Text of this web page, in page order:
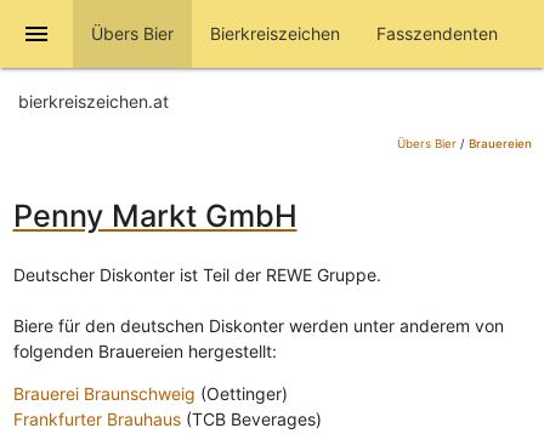
menu Übers Bier Bierkreiszeichen Fasszendenten
bierkreiszeichen.at
Übers Bier/ Brauereien
Penny Markt GmbH
Deutscher Diskonter ist Teil der REWE Gruppe.
Biere für den deutschen Diskonter werden unter anderem von
folgenden Brauereien hergestellt:
Brauerei Braunschweig (Oettinger)
Frankfurter Brauhaus(TCB Beverages)